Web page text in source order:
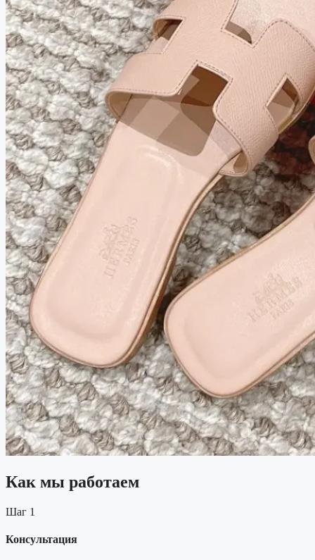
Как мы работаем
Шаг 1
Консультация